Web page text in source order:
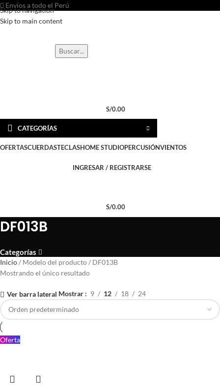
Skip to navigation
Skip to main content
Envíos a todo el Perú
Buscar...
S/0.00
CATEGORÍAS
OFERTASCUERDASTECLASHOME STUDIOPERCUSIÓNVIENTOS
INGRESAR / REGISTRARSE
S/0.00
DF013B
Categorías
Inicio Modelo del producto
DF013B
Mostrando el único resultado
Ver barra lateral Mostrar 9 12 18 24
Oferta